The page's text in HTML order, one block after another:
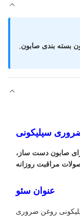
بسته بندی صابون
سیلیکونی
صابون دست ساز،
مراقبت روزانه
عنوان سئو
روغن ضروری